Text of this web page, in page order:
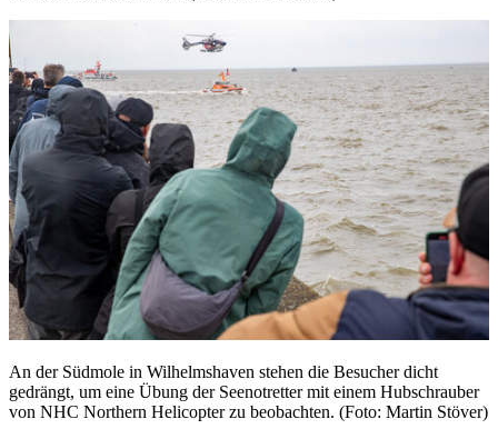
An der Südmole in Wilhelmshaven stehen die Besucher dicht
gedrängt, um eine Übung der Seenotretter mit einem Hubschrauber
von NHC Northern Helicopter zu beobachten. (Foto: Martin Stöver)